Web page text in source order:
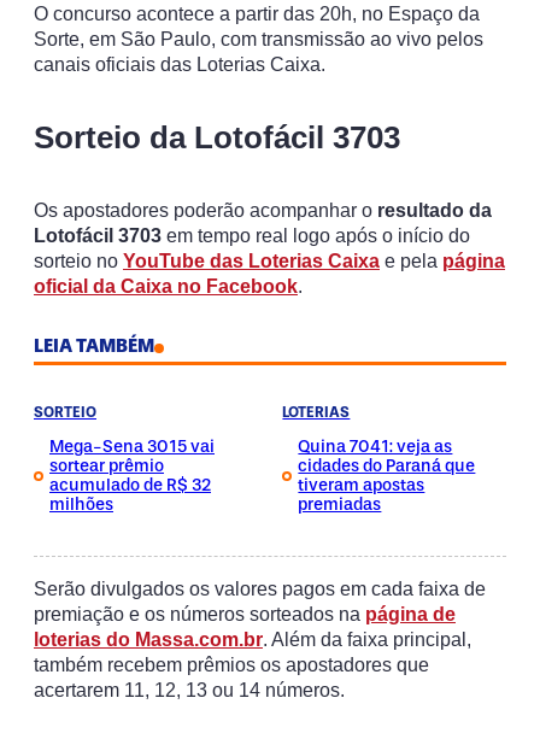
O concurso acontece a partir das 20h, no Espaço da
Sorte, em São Paulo, com transmissão ao vivo pelos
canais oficiais das Loterias Caixa.
Sorteio da Lotofácil 3703
Os apostadores poderão acompanhar o resultado da
Lotofácil 3703 em tempo real logo após o início do
sorteio no YouTube das Loterias Caixa e pela página
oficial da Caixa no Facebook.
LEIA TAMBÉM
SORTEIO
Mega-Sena 3015 vai
sortear prêmio
acumulado de R$ 32
milhões
LOTERIAS
Quina 7041: veja as
cidades do Paraná que
tiveram apostas
premiadas
Serão divulgados os valores pagos em cada faixa de
premiação e os números sorteados na página de
loterias do Massa.com.br. Além da faixa principal,
também recebem prêmios os apostadores que
acertarem 11, 12, 13 ou 14 números.